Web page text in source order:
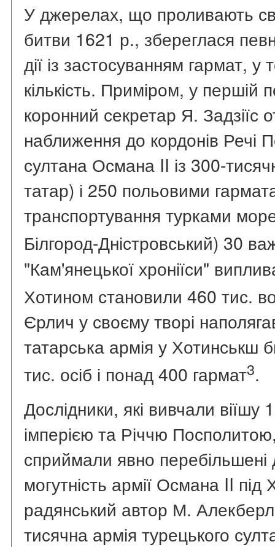
У джерелах, що проливають
битви 1621 р., збереглася
дії із застосуванням гармат, у
кількість. Приміром, у першій
коронний секретар Я. Задзіїс
наближення до кордонів Речі
султана Османа II із 300-
татар) і 250 польовими
транспортування турками
Білгород-Дністровський) 30
"Кам'янецької хроніїси"
Хотином становили 460 тис.
Єрлич у своєму творі
татарська армія у Хотинськш
тис. осіб і понад 400 гармат3.
Дослідники, які вивчали
імперією та Річчю
сприймали явно
могутність армії Османа II
радянський автор М.
тисячна армія турецького